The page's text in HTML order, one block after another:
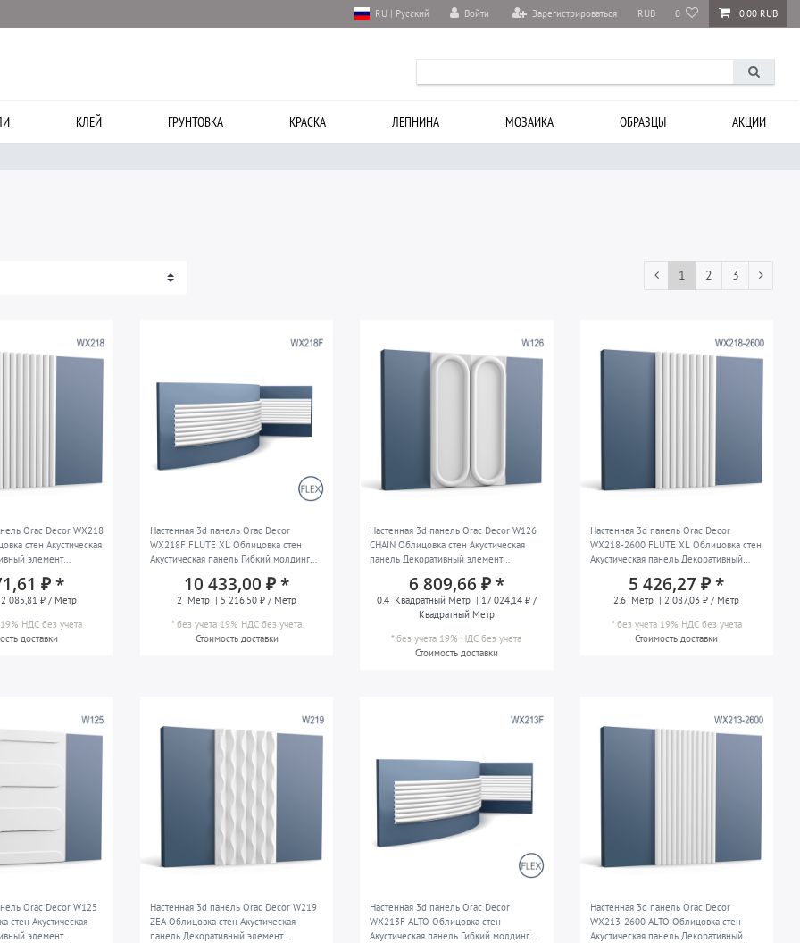
Войти Зарегистрироваться RUB 0 0,00 RUB
RU | Русский
КЛЕЙ ГРУНТОВКА КРАСКА ЛЕПНИНА МОЗАИКА ОБРАЗЦЫ АКЦИИ
1 2 3
Orac Decor WX218
стен Акустическая
элемент
в стиле модерн
₽ *
085,81 ₽ / Метр
19% НДСбез учета
доставки
Настенная 3d панель Orac Decor
WX218F FLUTE XL Облицовка стен
Акустическая панель Гибкий молдинг
Декоративный молдинг в стиле модерн
цвет белый 2 м
10 433,00 ₽ *
2 Метр | 5 216,50 ₽ / Метр
*без учета 19% НДС без учета
Стоимость доставки
Настенная 3d панель Orac Decor W126
CHAIN Облицовка стен Акустическая
панель Декоративный элемент
Стеновая панель в стиле ар деко цвет
белый 50 x 80 см
6 809,66 ₽ *
0.4 Квадратный Метр | 17 024,14 ₽ /
Квадратный Метр
*без учета 19% НДС без учета
Стоимость доставки
Настенная 3d панель Orac Decor
WX218-2600 FLUTE XL Облицовка стен
Акустическая панель Декоративный
молдинг Декоративный молдинг в
стиле модерн цвет белый 2,6 м
5 426,27 ₽ *
2.6 Метр | 2 087,03 ₽ / Метр
*без учета 19% НДСбез учета
Стоимость доставки
Orac Decor W125
стен Акустическая
элемент
Настенная 3d панель Orac Decor W219
ZEA Облицовка стен Акустическая
панель Декоративный элемент
Настенная 3d панель Orac Decor
WX213F ALTO Облицовка стен
Акустическая панель Гибкий молдинг
Настенная 3d панель Orac Decor
WX213-2600 ALTO Облицовка стен
Акустическая панель Декоративный